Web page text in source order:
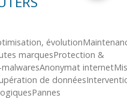
EVO-LUÇON